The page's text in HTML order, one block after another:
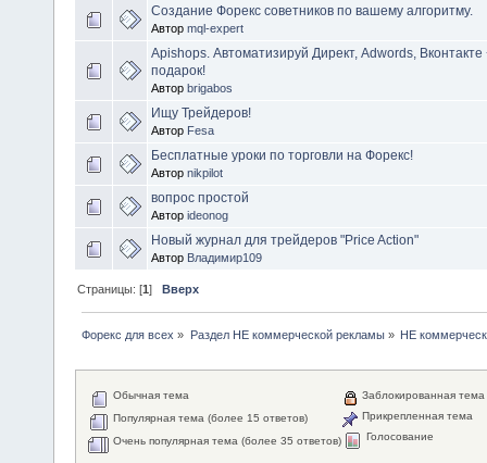
Создание Форекс советников по вашему алгоритму.
Автор mql-expert
Apishops. Автоматизируй Директ, Adwords, Вконтакте
подарок!
Автор brigabos
Ищу Трейдеров!
Автор Fesa
Бесплатные уроки по торговли на Форекс!
Автор nikpilot
вопрос простой
Автор ideonog
Новый журнал для трейдеров "Price Action"
Автор Владимир109
Страницы: [1]Вверх
Форекс для всех » Раздел НЕ коммерческой рекламы» НЕ
Обычная тема
Популярная тема (более 15 ответов)
Очень популярная тема (более 35 ответов)
Заблокированная тема
Прикрепленная тема
Голосование